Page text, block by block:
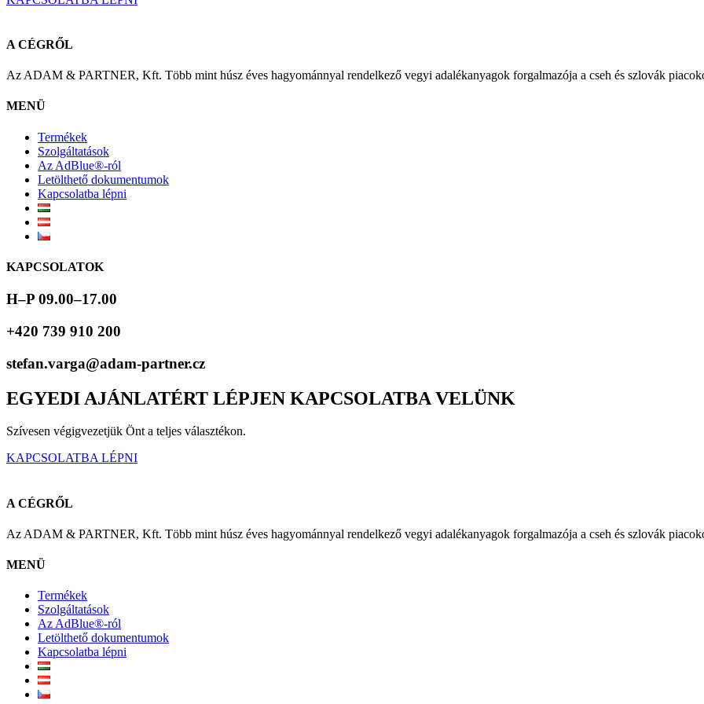
A CÉGRŐL
Az ADAM & PARTNER, Kft. Több mint húsz éves hagyománnyal rendelkező vegyi adalékanyagok forgalmazója a cseh és szlovák
MENÜ
Termékek
Szolgáltatások
Az AdBlue®-ról
Letölthető dokumentumok
Kapcsolatba lépni
KAPCSOLATOK
H–P 09.00–17.00
+420 739 910 200
stefan.varga@adam-partner.cz
EGYEDI AJÁNLATÉRT LÉPJEN KAPCSOLATBA VELÜNK
Szívesen végigvezetjük Önt a teljes választékon.
KAPCSOLATBA LÉPNI
A CÉGRŐL
Az ADAM & PARTNER, Kft. Több mint húsz éves hagyománnyal rendelkező vegyi adalékanyagok forgalmazója a cseh és szlovák
MENÜ
Termékek
Szolgáltatások
Az AdBlue®-ról
Letölthető dokumentumok
Kapcsolatba lépni